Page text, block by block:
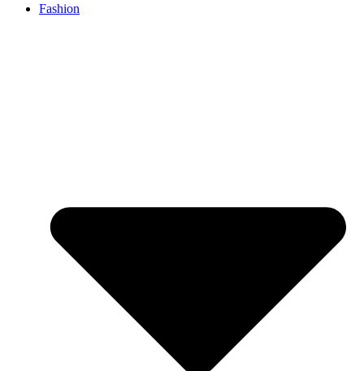
Fashion